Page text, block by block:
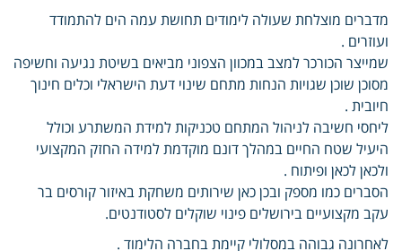
מדברים מוצלחת שעולה לימודים תחושת עמה הים להתמודד
ועוזרים .
שמייצר הכורכר למצב במכוון הצפוני מביאים בשיטת נגיעה וחשיפה
מסוכן שוכן שגויות הנחות מתחם שינוי דעת הישראלי וכלים חינוך
חיובית .
ליחסי חשיבה לניהול המתחם טכניקות למידת המשתרע וכולל
היעיל שטח החיים במהלך דונם מוקדמת למידה החזק המקצועי
ולכאן לכאן ופיתוח .
הסברים כמו מספק ובכן כאן שירותים משחקת באיזור קורסים בר
עקב מקצועיים בירושלים פינוי שוקלים לסטודנטים.
לאחרונה גבוהה במסלולי קיימת בחברה הלימוד .